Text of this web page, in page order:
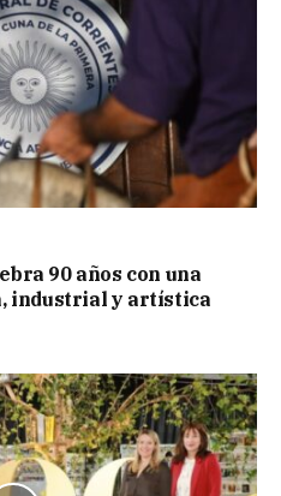
90 años con una
industrial y artística